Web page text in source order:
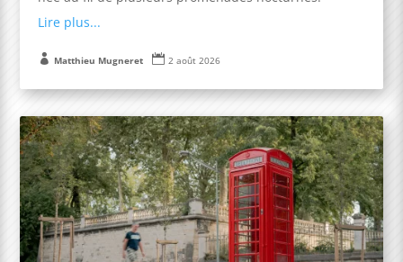
Lire plus...
 Matthieu Mugneret  2 août 2026